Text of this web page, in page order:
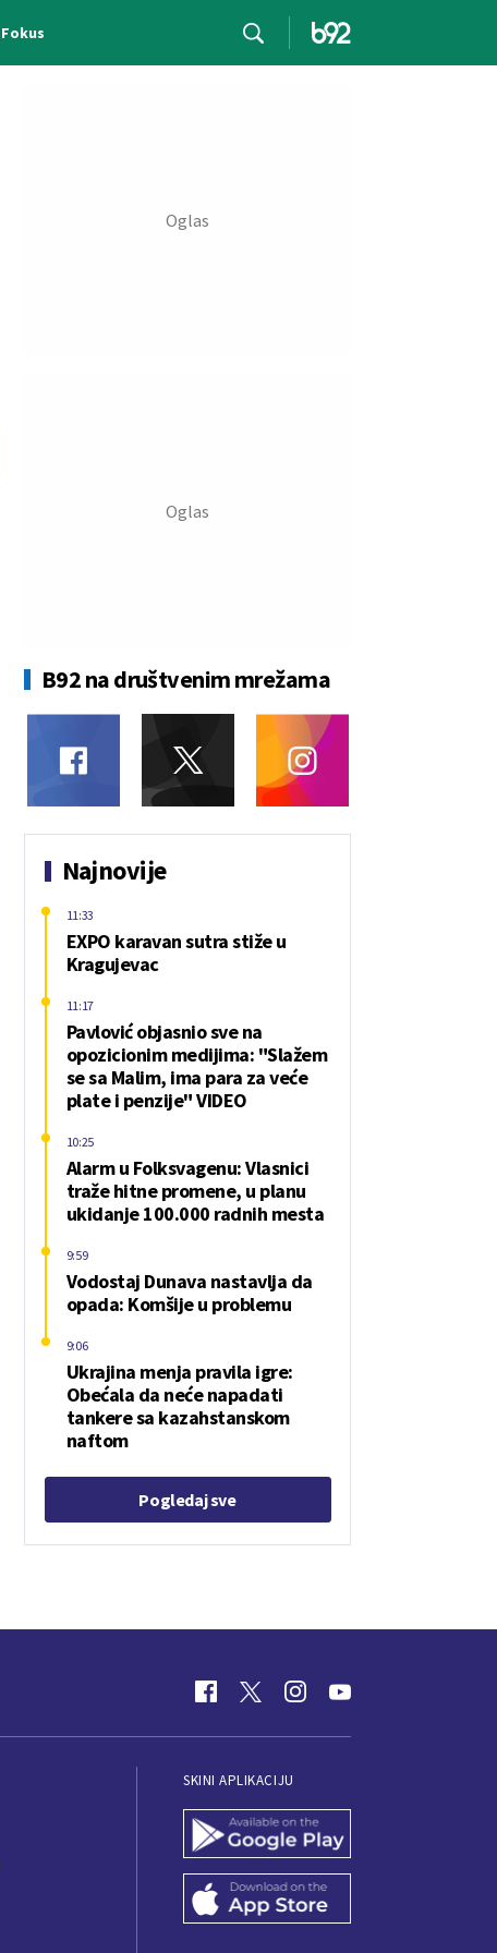
Fokus
B92 na društvenim mrežama
Najnovije
EXPO karavan sutra stiže u
Kragujevac
11:33
Pavlović objasnio sve na
opozicionim medijima: "Slažem
se sa Malim, ima para za veće
plate i penzije" VIDEO
11:17
Alarm u Folksvagenu: Vlasnici
traže hitne promene, u planu
ukidanje 100.000 radnih mesta
10:25
Vodostaj Dunava nastavlja da
opada: Komšije u problemu
9:59
Ukrajina menja pravila igre:
Obećala da neće napadati
tankere sa kazahstanskom
naftom
9:06
Pogledaj sve
SKINI APLIKACIJU